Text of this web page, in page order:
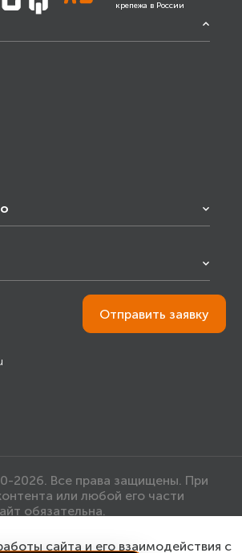
крепежа в России
Отправить заявку
2026. Все права защищены. При
или любой его части
обязательна.
сайта и его взаимодействия с